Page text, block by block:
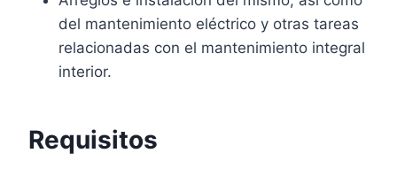
del mantenimiento eléctrico y otras tareas
relacionadas con el mantenimiento integral
interior.
Requisitos